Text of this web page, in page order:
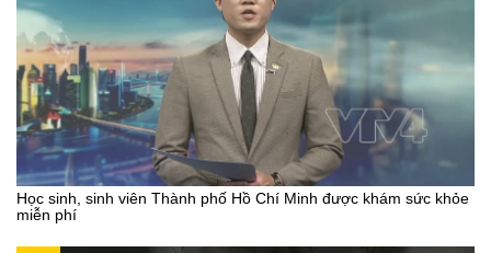
Học sinh, sinh viên Thành phố Hồ Chí Minh được khám sức khỏe
miễn phí